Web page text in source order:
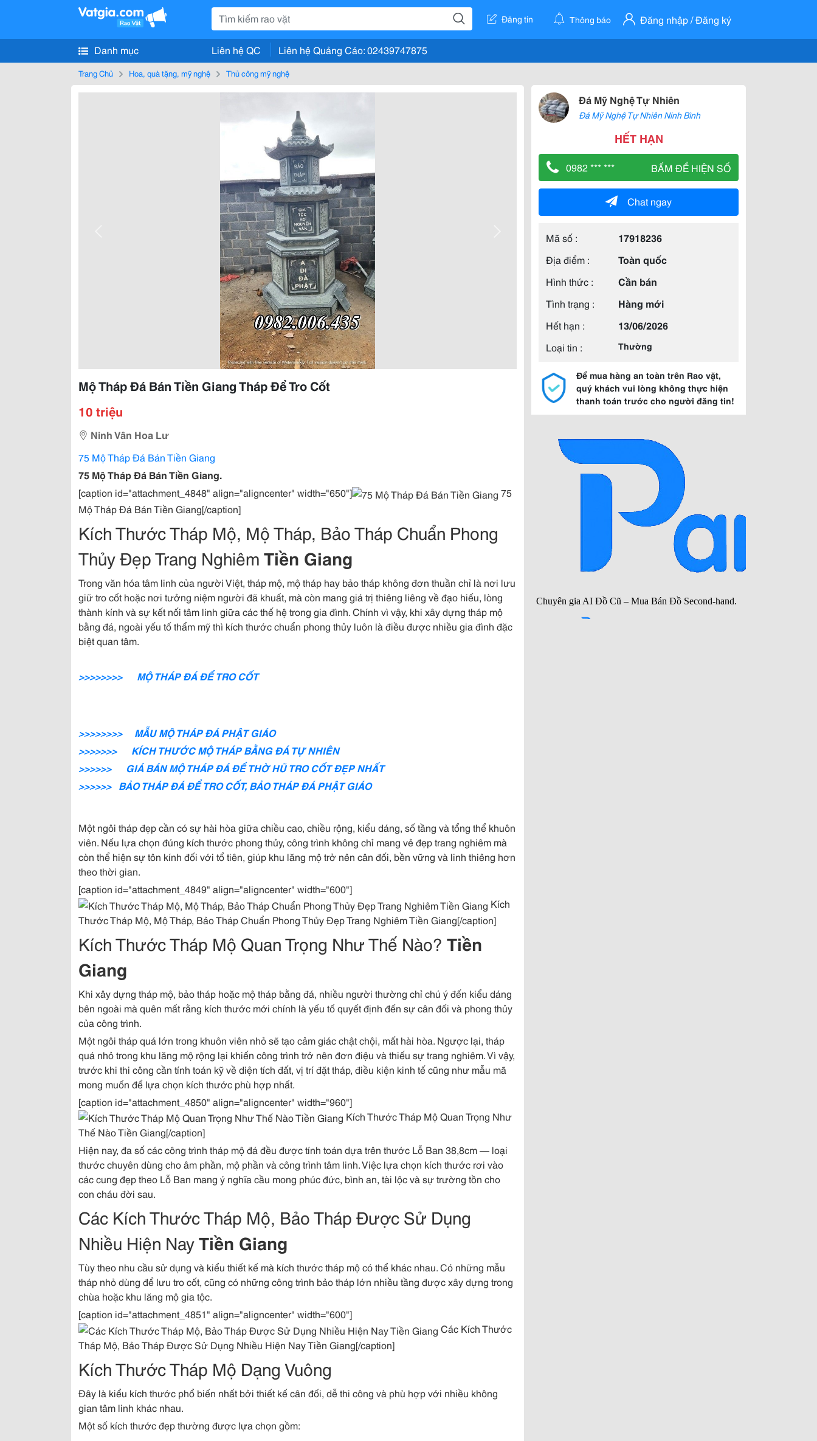
Đăng tin Thông báo Đăng nhập / Đăng ký
Danh mục Liên hệ QC Liên hệ Quảng Cáo: 02439747875
Trang Chủ Hoa, quà tặng, mỹ nghệ Thủ công mỹ nghệ
Mộ Tháp Đá Bán Tiền Giang Tháp Để Tro Cốt
10 triệu
Ninh Vân Hoa Lư
75 Mộ Tháp Đá Bán Tiền Giang
75 Mộ Tháp Đá Bán Tiền Giang.
[caption id="attachment_4848" align="aligncenter" width="650"]
75
Mộ Tháp Đá Bán Tiền Giang[/caption]
Kích Thước Tháp Mộ, Mộ Tháp, Bảo Tháp Chuẩn Phong
Thủy Đẹp Trang Nghiêm Tiền Giang
Trong văn hóa tâm linh của người Việt, tháp mộ, mộ tháp hay bảo tháp không đơn thuần chỉ là nơi lưu
giữ tro cốt hoặc nơi tưởng niệm người đã khuất, mà còn mang giá trị thiêng liêng về đạo hiếu, lòng
thành kính và sự kết nối tâm linh giữa các thế hệ trong gia đình. Chính vì vậy, khi xây dựng tháp mộ
bằng đá, ngoài yếu tố thẩm mỹ thì kích thước chuẩn phong thủy luôn là điều được nhiều gia đình đặc
biệt quan tâm.
>>>>>>>> MỘ THÁP ĐÁ ĐỂ TRO CỐT
>>>>>>>> MẪU MỘ THÁP ĐÁ PHẬTGIÁO
>>>>>>> KÍCH THƯỚC MỘ THÁP BẰNG ĐÁ TỰ NHIÊN
>>>>>> GIÁ BÁN MỘ THÁP ĐÁ ĐỂ THỜ HŨ TRO CỐT ĐẸP NHẤT
>>>>>> BẢO THÁP ĐÁ ĐỂ TRO CỐT, BẢO THÁP ĐÁ PHẬT GIÁO
Một ngôi tháp đẹp cần có sự hài hòa giữa chiều cao, chiều rộng, kiểu dáng, số tầng và tổng thể khuôn
viên. Nếu lựa chọn đúng kích thước phong thủy, công trình không chỉ mang vẻ đẹp trang nghiêm mà
còn thể hiện sự tôn kính đối với tổ tiên, giúp khu lăng mộ trở nên cân đối, bền vững và linh thiêng hơn
theo thời gian.
[caption id="attachment_4849" align="aligncenter" width="600"]
Kích
Thước Tháp Mộ, Mộ Tháp, Bảo Tháp Chuẩn Phong Thủy Đẹp Trang Nghiêm Tiền Giang[/caption]
Kích Thước Tháp Mộ Quan Trọng Như Thế Nào? Tiền
Giang
Khi xây dựng tháp mộ, bảo tháp hoặc mộ tháp bằng đá, nhiều người thường chỉ chú ý đến kiểu dáng
bên ngoài mà quên mất rằng kích thước mới chính là yếu tố quyết định đến sự cân đối và phong thủy
của công trình.
Một ngôi tháp quá lớn trong khuôn viên nhỏ sẽ tạo cảm giác chật chội, mất hài hòa. Ngược lại, tháp
quá nhỏ trong khu lăng mộ rộng lại khiến công trình trở nên đơn điệu và thiếu sự trang nghiêm. Vì vậy,
trước khi thi công cần tính toán kỹ về diện tích đất, vị trí đặt tháp, điều kiện kinh tế cũng như mẫu mã
mong muốn để lựa chọn kích thước phù hợp nhất.
[caption id="attachment_4850" align="aligncenter" width="960"]
Kích Thước Tháp Mộ Quan Trọng Như
Thế Nào Tiền Giang[/caption]
Hiện nay, đa số các công trình tháp mộ đá đều được tính toán dựa trên thước Lỗ Ban 38,8cm — loại
thước chuyên dùng cho âm phần, mộ phần và công trình tâm linh. Việc lựa chọn kích thước rơi vào
các cung đẹp theo Lỗ Ban mang ý nghĩa cầu mong phúc đức, bình an, tài lộc và sự trường tồn cho
con cháu đời sau.
Các Kích Thước Tháp Mộ, Bảo Tháp Được Sử Dụng
Nhiều Hiện NayTiền Giang
Tùy theo nhu cầu sử dụng và kiểu thiết kế mà kích thước tháp mộ có thể khác nhau. Có những mẫu
tháp nhỏ dùng để lưu tro cốt, cũng có những công trình bảo tháp lớn nhiều tầng được xây dựng trong
chùa hoặc khu lăng mộ gia tộc.
[caption id="attachment_4851" align="aligncenter" width="600"]
Các Kích Thước
Tháp Mộ, Bảo Tháp Được Sử Dụng Nhiều Hiện Nay Tiền Giang[/caption]
Kích Thước Tháp Mộ Dạng Vuông
Đây là kiểu kích thước phổ biến nhất bởi thiết kế cân đối, dễ thi công và phù hợp với nhiều không
gian tâm linh khác nhau.
Một số kích thước đẹp thường được lựa chọn gồm:
Đá Mỹ Nghệ Tự Nhiên
Đá Mỹ Nghệ Tự Nhiên Ninh Bình
HẾT HẠN
0982 *** *** BẤM ĐỂ HIỆN SỐ
Chat ngay
Mã số :
17918236
Địa điểm :
Toàn quốc
Hình thức :
Cần bán
Tình trạng :
Hàng mới
Hết hạn :
13/06/2026
Loại tin :
Thường
Để mua hàng an toàn trên Rao vặt,
quý khách vui lòng không thực hiện
thanh toán trước cho người đăng tin!